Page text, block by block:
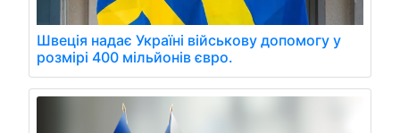
Швеція надає Україні військову допомогу у
розмірі 400 мільйонів євро.